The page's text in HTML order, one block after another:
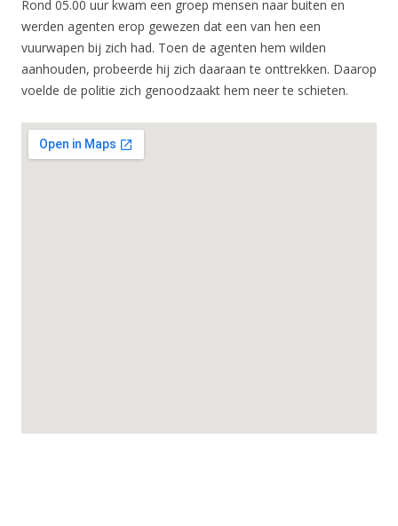
Rond 05.00 uur kwam een groep mensen naar buiten en
werden agenten erop gewezen dat een van hen een
vuurwapen bij zich had. Toen de agenten hem wilden
aanhouden, probeerde hij zich daaraan te onttrekken. Daarop
voelde de politie zich genoodzaakt hem neer te schieten.